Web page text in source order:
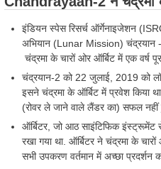
इंडियन स्पेस रिसर्च ऑर्गेनाइजेशन
अभियान (Lunar Mission)
चंद्रमा के चारों ओर ऑर्बिट में एक वर्ष
चंद्रयान-2 को 22 जुलाई, 2019 को
इसने चंद्रमा के ऑर्बिट में प्रवेश किया
(रोवर ले जाने वाले लैंडर का) सफल नहीं
ऑर्बिटर, जो आठ साइंटिफिक
रखा गया था. ऑर्बिटर ने चंद्रमा के
सभी उपकरण वर्तमान में अच्छा प्रदर्शन